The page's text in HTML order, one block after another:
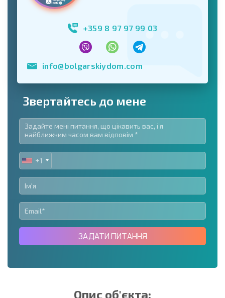
+359 8 97 97 99 03
info@bolgarskiydom.com
Звертайтесь до мене
UNITED
STATES
+1
+1
ЗАДАТИ ПИТАННЯ
Опис об'єкта: